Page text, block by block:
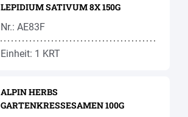
LEPIDIUM SATIVUM 8X 150G
Nr.: AE83F
Einheit: 1 KRT
ALPIN HERBS
GARTENKRESSESAMEN 100G